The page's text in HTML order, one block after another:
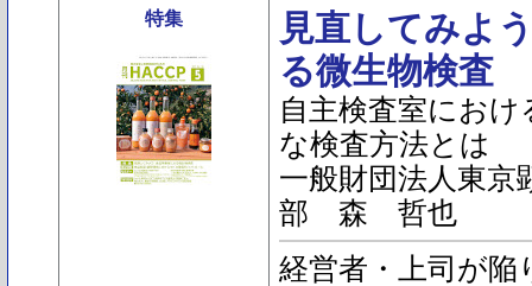
特集
見直してみよ
る微生物検査
自主検査室にお
な検査方法とは
一般財団法人東
部 森 哲也
経営者・上司が陥